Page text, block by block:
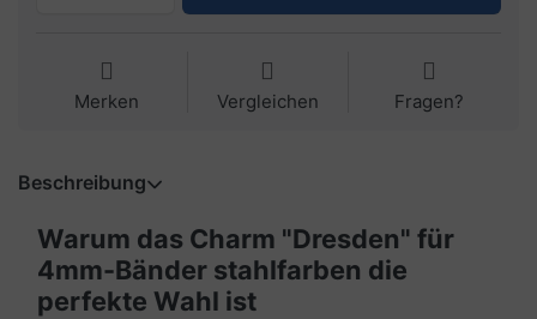
Merken Vergleichen Fragen?
Beschreibung
Warum das Charm "Dresden" für
4mm-Bänder stahlfarben die
perfekte Wahl ist